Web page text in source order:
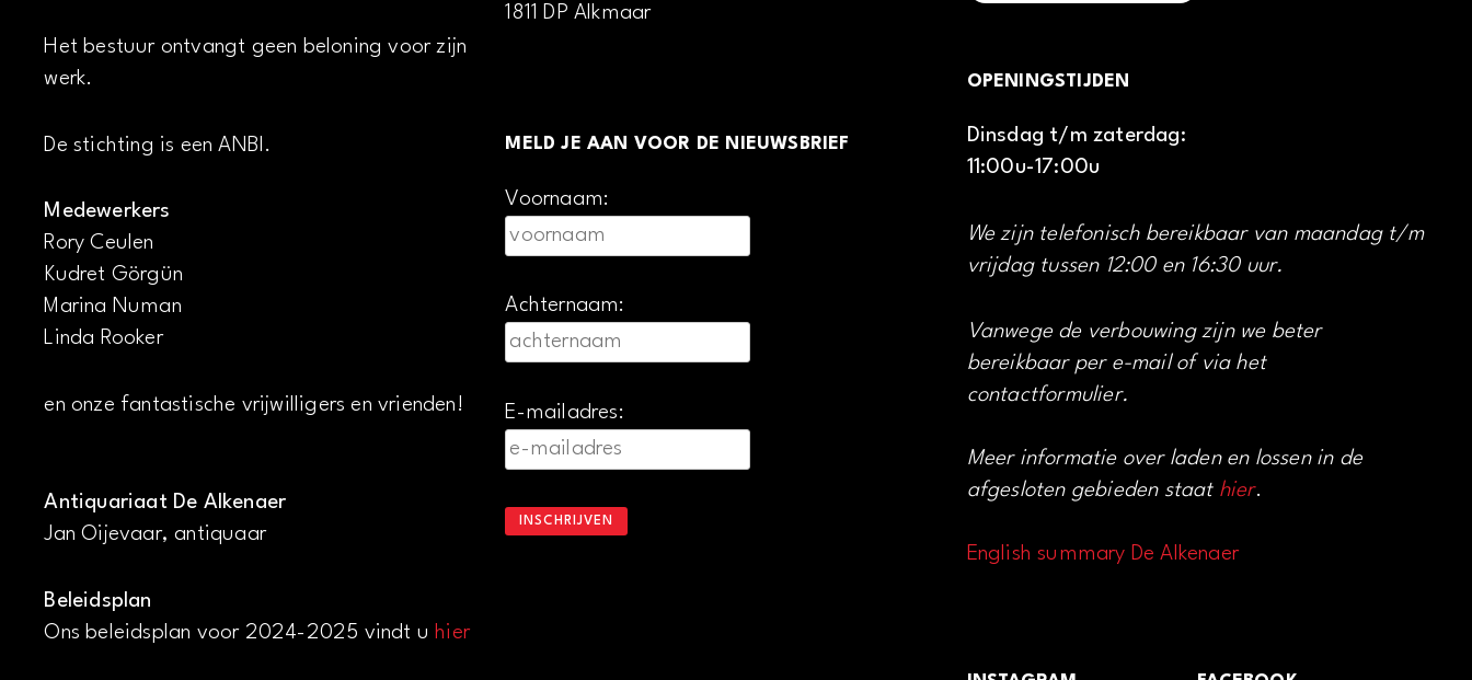
Het bestuur ontvangt geen beloning voor zijn
werk.
De stichting is een ANBI.
Medewerkers
Rory Ceulen
Kudret Görgün
Marina Numan
Linda Rooker
en onze fantastische vrijwilligers en vrienden!
Antiquariaat De Alkenaer
Jan Oijevaar, antiquaar
Beleidsplan
Ons beleidsplan voor 2024-2025 vindt u hier
1811 DP Alkmaar
MELD JE AAN VOOR DE NIEUWSBRIEF
Voornaam:
Achternaam:
E-mailadres:
OPENINGSTIJDEN
Dinsdag t/m zaterdag:
11:00u-17:00u
We zijn telefonisch bereikbaar van maandag t/m
vrijdag tussen 12:00 en 16:30 uur.
Vanwege de verbouwing zijn we beter
bereikbaar per e-mail of via het
contactformulier.
Meer informatie over laden en lossen in de
afgesloten gebieden staat hier.
English summary De Alkenaer